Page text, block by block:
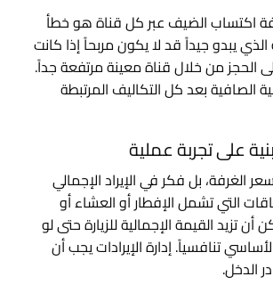
اكتساب الضيف عبر كل قناة هو خطأ
يبدو جيداً قد لا يكون مربحاً إذا كانت
الحجز من خلال قناة معينة مرتفعة جداً.
الصافية بعد كل التكاليف المرتبطة
على تجربة عملية
الغرفة، بل فكر في الإيراد الإجمالي
التي تشمل الإفطار أو العشاء أو
تزيد القيمة الإجمالية للزيارة حتى لو
تنافسياً. إدارة الإيرادات يجب أن
الدخل.